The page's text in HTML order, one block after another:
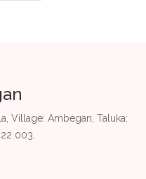
Village: Ambegan, Taluka:
003.